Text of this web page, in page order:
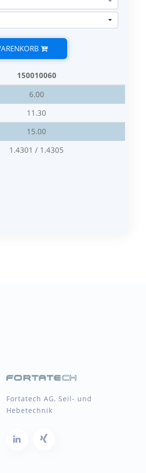
150010060
6.00
11.30
15.00
1.4301 / 1.4305
Fortatech AG, Seil- und
Hebetechnik